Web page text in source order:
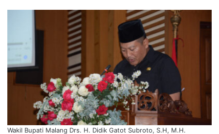
Wakil Bupati Malang Drs. H. Didik Gatot Subroto, S.H, M.H.